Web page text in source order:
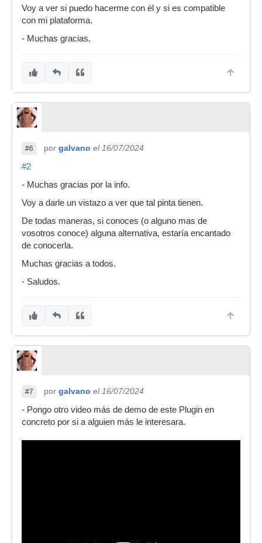
Voy a ver si puedo hacerme con él y si es compatible
con mi plataforma.
- Muchas gracias.
#6 por galvano el 16/07/2024
#2
- Muchas gracias por la info.
Voy a darle un vistazo a ver que tal pinta tienen.
De todas maneras, si conoces (o alguno mas de
vosotros conoce) alguna alternativa, estaría encantado
de conocerla.
Muchas gracias a todos.
- Saludos.
#7 por galvano el 16/07/2024
- Pongo otro video más de demo de este Plugin en
concreto por si a alguien más le interesara.